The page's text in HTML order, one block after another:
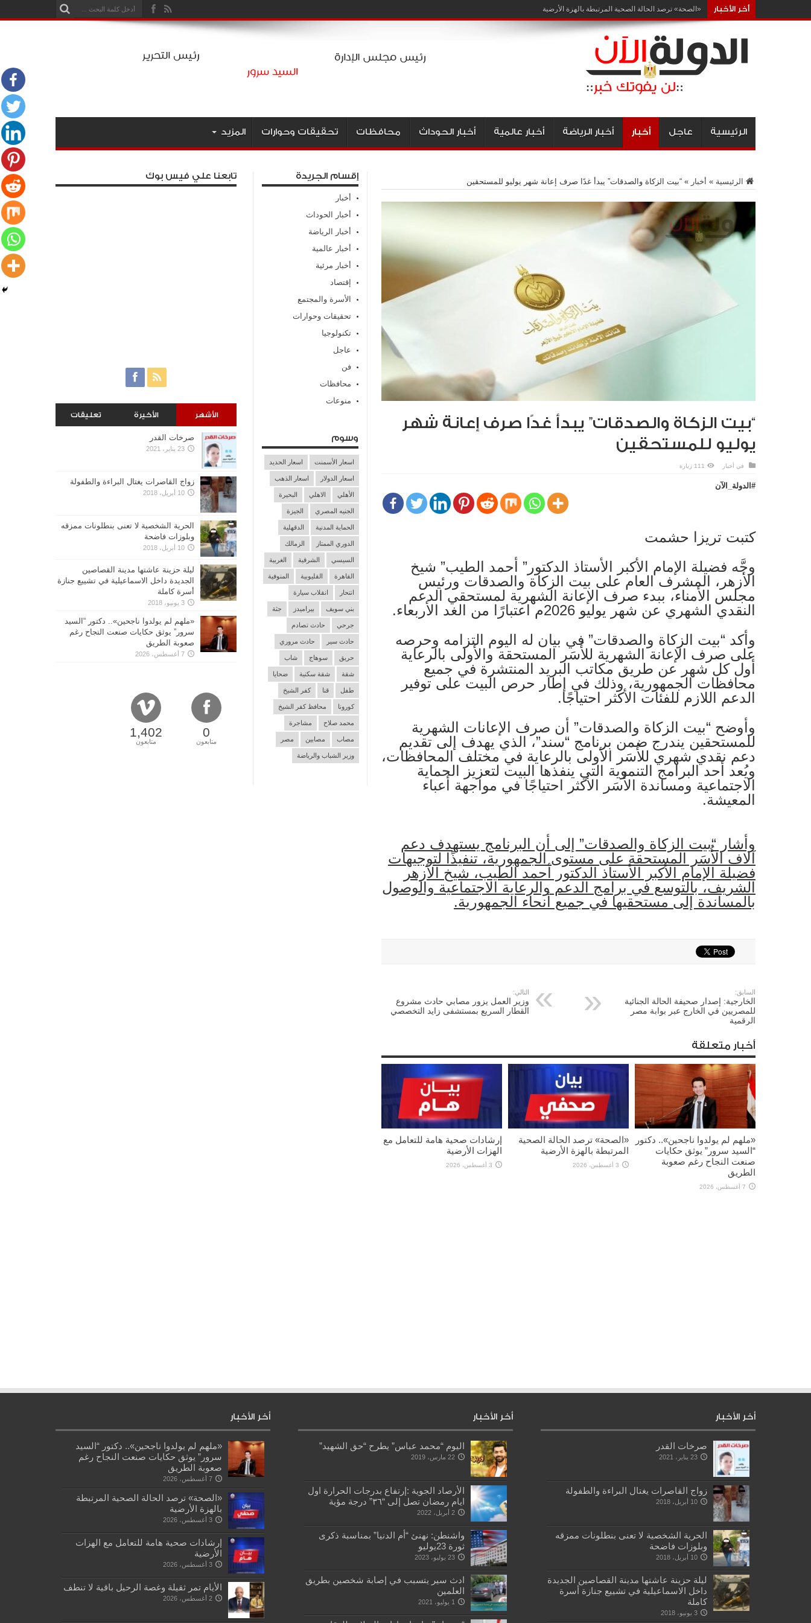
أخر الأخبار «الصحة» ترصد الحالة الصحية المرتبطة بالهزة الأرضية
الرئيسية عاجل أخبار أخبار الرياضة أخبار عالمية أخبار الحوداث محافظات تحقيقات وحوارات المزيد
الرئيسية » أخبار » “بيت الزكاة والصدقات” يبدأ غدًا صرف إعانة شهر يوليو للمستحقين
“بيت الزكاة والصدقات” يبدأ غدًا صرف إعانة شهر
يوليو للمستحقين
في أخبار 111 زيارة
#الدولة_الآن
كتبت تريزا حشمت
وجَّه فضيلة الإمام الأكبر الأستاذ الدكتور” أحمد الطيب” شيخ
الأزهر، المشرف العام على بيت الزكاة والصدقات ورئيس
مجلس الأمناء، ببدء صرف الإعانة الشهرية لمستحقي الدعم
النقدي الشهري عن شهر يوليو 2026م اعتبارًا من الغد الأربعاء.
وأكد “بيت الزكاة والصدقات” في بيان له اليوم التزامه وحرصه
على صرف الإعانة الشهرية للأُسَر المستحقة والأولى بالرعاية
أول كل شهر عن طريق مكاتب البريد المنتشرة في جميع
محافظات الجمهورية، وذلك في إطار حرص البيت على توفير
الدعم اللازم للفئات الأكثر احتياجًا.
وأوضح “بيت الزكاة والصدقات” أن صرف الإعانات الشهرية
للمستحقين يندرج ضمن برنامج “سند”، الذي يهدف إلى تقديم
دعم نقدي شهري للأُسَر الأولى بالرعاية في مختلف المحافظات،
ويُعد أحد البرامج التنموية التي ينفذها البيت لتعزيز الحماية
الاجتماعية ومساندة الأُسَر الأكثر احتياجًا في مواجهة أعباء
المعيشة.
وأشار “بيت الزكاة والصدقات” إلى أن البرنامج يستهدف دعم
آلاف الأُسَر المستحقة على مستوى الجمهورية، تنفيذًا لتوجيهات
فضيلة الإمام الأكبر الأستاذ الدكتور أحمد الطيب، شيخ الأزهر
الشريف، بالتوسع في برامج الدعم والرعاية الاجتماعية والوصول
بالمساندة إلى مستحقيها في جميع أنحاء الجمهورية.
السابق:
الخارجية: إصدار صحيفة الحالة الجنائية
للمصريين في الخارج عبر بوابة مصر
الرقمية
التالي:
وزير العمل يزور مصابي حادث مشروع
القطار السريع بمستشفى زايد التخصصي
أخبار متعلقة
«ملهم لم يولدوا ناجحين».. دكتور
“السيد سرور” يوثق حكايات
صنعت النجاح رغم صعوبة
الطريق
7 أغسطس، 2026
«الصحة» ترصد الحالة الصحية
المرتبطة بالهزة الأرضية
3 أغسطس، 2026
إرشادات صحية هامة للتعامل مع
الهزات الأرضية
3 أغسطس، 2026
إقسام الجريدة
أخبار
أخبار الحوداث
أخبار الرياضة
أخبار عالمية
أخبار مرئية
إقتصاد
الأسرة والمجتمع
تحقيقات وحوارات
تكنولوجيا
عاجل
فن
محافظات
منوعات
وسوم
اسعار الأسمنت اسعار الحديد
اسعار الدولار اسعار الذهب
الأهلي الاهلي البحيرة
الجنيه المصري الجيزة
الحماية المدنية الدقهلية
الدوري الممتاز الزمالك
السيسي الشرقية الغربية
القاهرة القليوبية المنوفية
انتحار انقلاب سيارة
بني سويف بيراميدز جثة
جرحي حادث تصادم
حادث سير حادث مروري
حريق سوهاج شاب
شقة شقة سكنية ضحايا
طفل قنا كفر الشيخ
كورونا محافظ كفر الشيخ
محمد صلاح مشاجرة
مصاب مصابين مصر
وزير الشباب والرياضة
تابعنا علي فيس بوك
الأشهر الأخيرة تعليقات
صرخات القدر
23 يناير، 2021
زواج القاصرات يغتال البراءة والطفولة
10 أبريل، 2018
الحرية الشخصية لا تعنى بنطلونات ممزقه
وبلوزات فاضحة
10 أبريل، 2018
ليلة حزينة عاشتها مدينة القصاصين
الجديدة داخل الاسماعيلية في تشييع جنازة
أسرة كاملة
3 يونيو، 2018
«ملهم لم يولدوا ناجحين».. دكتور “السيد
سرور” يوثق حكايات صنعت النجاح رغم
صعوبة الطريق
7 أغسطس، 2026
0
متابعون
1,402
متابعون
أخر الأخبار
صرخات القدر
23 يناير، 2021
زواج القاصرات يغتال البراءة والطفولة
10 أبريل، 2018
الحرية الشخصية لا تعنى بنطلونات ممزقه
وبلوزات فاضحة
10 أبريل، 2018
ليلة حزينة عاشتها مدينة القصاصين الجديدة
داخل الاسماعيلية في تشييع جنازة أسرة
كاملة
3 يونيو، 2018
أخر الأخبار
اليوم “محمد عباس” يطرح “حق الشهيد”
22 مارس، 2019
الأرصاد الجوية :إرتفاع بدرجات الحرارة اول
ايام رمضان تصل إلى “٣٦” درجة مؤية
2 أبريل، 2022
واشنطن: نهنئ “أم الدنيا” بمناسبة ذكرى
ثورة 23يوليو
23 يوليو، 2023
ادث سير يتسبب في إصابة شخصين بطريق
العلمين
1 يوليو، 2021
أخر الأخبار
«ملهم لم يولدوا ناجحين».. دكتور “السيد
سرور” يوثق حكايات صنعت النجاح رغم
صعوبة الطريق
7 أغسطس، 2026
«الصحة» ترصد الحالة الصحية المرتبطة
بالهزة الأرضية
3 أغسطس، 2026
إرشادات صحية هامة للتعامل مع الهزات
الأرضية
3 أغسطس، 2026
الأيام تمر ثقيلة وغصة الرحيل باقية لا تنطف
2 أغسطس، 2026